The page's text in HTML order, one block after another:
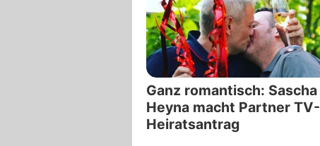
Ganz romantisch: Sascha
Heyna macht Partner TV-
Heiratsantrag